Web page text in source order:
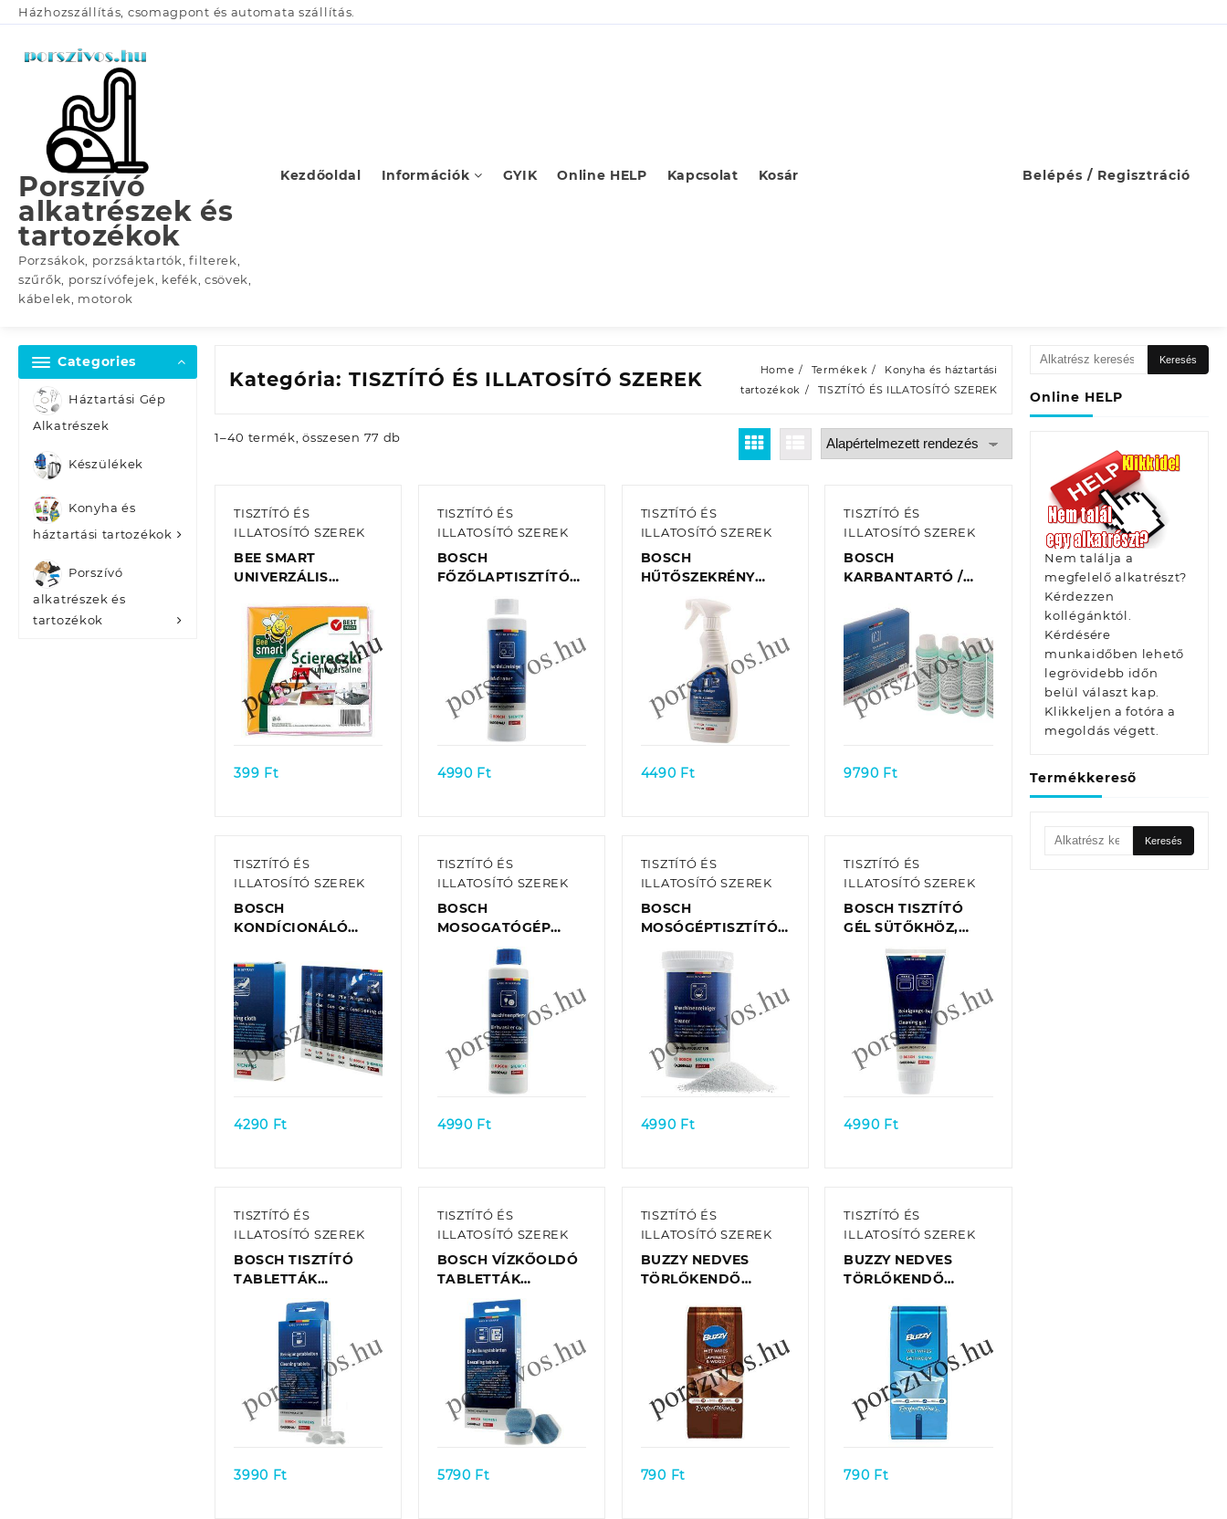
Skip
to
Házhozszállítás, csomagpont és automata szállítás.
Porszívó
alkatrészek és
tartozékok
Porzsákok, porzsáktartók, filterek,
szűrők, porszívófejek, kefék, csövek,
kábelek, motorok
Kezdőoldal Információk GYIK Online HELP Kapcsolat Kosár Belépés / Regisztráció
Categories
Háztartási Gép
Alkatrészek
Készülékek
Konyha és
háztartási tartozékok
Porszívó
alkatrészek és
tartozékok
Kategória:TISZTÍTÓ ÉS ILLATOSÍTÓ SZEREK Home Termékek
Konyha és háztartási
tartozékok
TISZTÍTÓ ÉS ILLATOSÍTÓ SZEREK
1–40 termék, összesen 77 db
TISZTÍTÓ ÉS
ILLATOSÍTÓ SZEREK
BEE SMART
UNIVERZÁLIS
3DB/CSOMAG
Quick view
399 Ft
TISZTÍTÓ ÉS
ILLATOSÍTÓ SZEREK
BOSCH
FŐZŐLAPTISZTÍTÓ
ÜVEGKERÁMIA
FELÜLETEKHEZ
00311899 EREDETI
Quick view
4990 Ft
TISZTÍTÓ ÉS
ILLATOSÍTÓ SZEREK
BOSCH
HŰTŐSZEKRÉNY
TISZTÍTÓ 500ML
00312475 EREDETI
Quick view
4490 Ft
TISZTÍTÓ ÉS
ILLATOSÍTÓ SZEREK
BOSCH
KARBANTARTÓ /
HŐCSERÉLŐS ÉS
ÖNTISZTÍTÓS
SZÁRÍTÓGÉPEKHEZ
(4DB/CSOMAG)
00312111 EREDETI
Quick view
9790 Ft
TISZTÍTÓ ÉS
ILLATOSÍTÓ SZEREK
BOSCH
KONDÍCIONÁLÓ
EREDETI
(5DB/CSOMAG)
Quick view
4290 Ft
TISZTÍTÓ ÉS
ILLATOSÍTÓ SZEREK
BOSCH
MOSOGATÓGÉP
TISZTÍTÓ FOLYADÉK
00311995 EREDETI
Quick view
4990 Ft
TISZTÍTÓ ÉS
ILLATOSÍTÓ SZEREK
BOSCH
MOSÓGÉPTISZTÍTÓ
POR 200G 00311927
EREDETI
Quick view
4990 Ft
TISZTÍTÓ ÉS
ILLATOSÍTÓ SZEREK
BOSCH TISZTÍTÓ
GÉL SÜTŐKHÖZ,
GŐZSÜTŐKHÖZ,
MIKROHULLÁMÚ
SÜTŐKHÖZ 200ML
00312324 EREDETI
Quick view
4990 Ft
TISZTÍTÓ ÉS
ILLATOSÍTÓ SZEREK
BOSCH TISZTÍTÓ
TABLETTÁK
AUTOMATA
KÁVÉFŐZŐKHÖZ ÉS
TERMOSZOKHOZ
HASZNÁLHATÓ
00312295 EREDETI
(10DB/CSOMAG)
Quick view
3990 Ft
TISZTÍTÓ ÉS
ILLATOSÍTÓ SZEREK
BOSCH VÍZKŐOLDÓ
TABLETTÁK
KÁVÉFŐZŐ
GÉPEKHEZ,
VÍZFORRALÓKHOZ
VÍZADAGOLÓKHOZ
(3DB/CSOMAG)
00311975 EREDETI
Quick view
5790 Ft
TISZTÍTÓ ÉS
ILLATOSÍTÓ SZEREK
BUZZY NEDVES
TÖRLŐKENDŐ
TISZTÍTÓ
48DB/CSOMAG
Quick view
790 Ft
TISZTÍTÓ ÉS
ILLATOSÍTÓ SZEREK
BUZZY NEDVES
TÖRLŐKENDŐ
48DB/CSOMAG
Quick view
790 Ft
Keresés
következőre:
Keresés
Online HELP
Nem találja a
megfelelő alkatrészt?
Kérdezzen
kollégánktól.
Kérdésére
munkaidőben lehető
legrövidebb időn
belül választ kap.
Klikkeljen a fotóra a
megoldás végett.
Termékkereső
Keresés
Keresés